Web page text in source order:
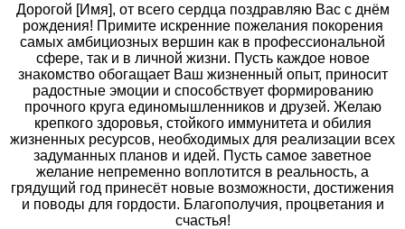
Дорогой [Имя], от всего сердца поздравляю Вас с днём
рождения! Примите искренние пожелания покорения
самых амбициозных вершин как в профессиональной
сфере, так и в личной жизни. Пусть каждое новое
знакомство обогащает Ваш жизненный опыт, приносит
радостные эмоции и способствует формированию
прочного круга единомышленников и друзей. Желаю
крепкого здоровья, стойкого иммунитета и обилия
жизненных ресурсов, необходимых для реализации всех
задуманных планов и идей. Пусть самое заветное
желание непременно воплотится в реальность, а
грядущий год принесёт новые возможности, достижения
и поводы для гордости. Благополучия, процветания и
счастья!